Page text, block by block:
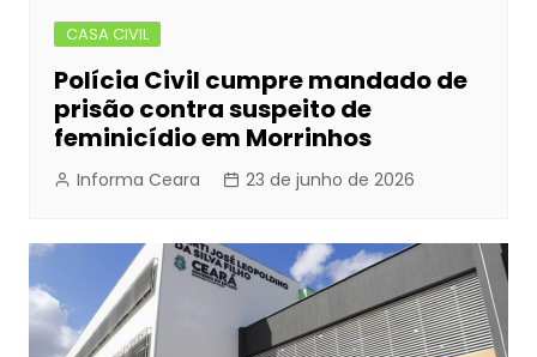
CASA CIVIL
Polícia Civil cumpre mandado de
prisão contra suspeito de
feminicídio em Morrinhos
Informa Ceara 23 de junho de 2026